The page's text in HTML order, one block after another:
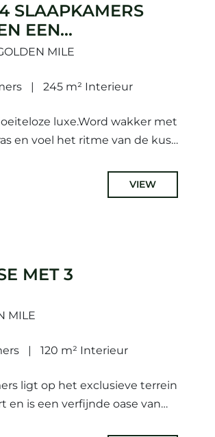
SLAAPKAMERS
EEN
MILE
245 m² Interieur
luxe.Word wakker met
en voel het ritme van de kust
VIEW
MET 3
MILE
120 m² Interieur
ligt op het exclusieve terrein
en is een verfijnde oase van